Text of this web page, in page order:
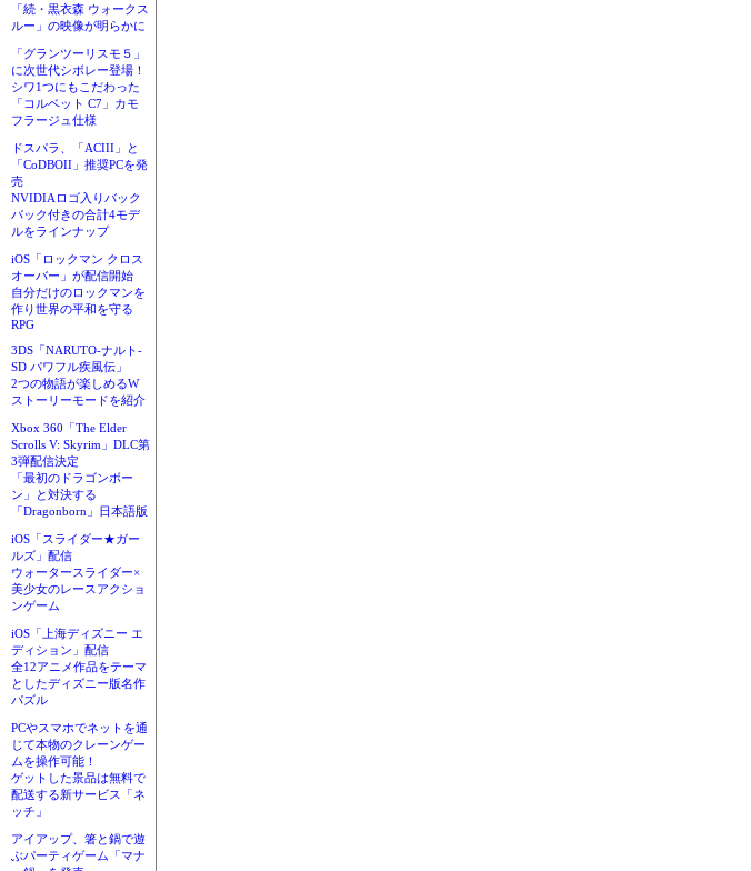
「続・黒衣森 ウォークス
ルー」の映像が明らかに
「グランツーリスモ５」
に次世代シボレー登場！
シワ1つにもこだわった
「コルベット C7」カモ
フラージュ仕様
ドスパラ、「ACIII」と
「CoDBOII」推奨PCを発
売
NVIDIAロゴ入りバック
パック付きの合計4モデ
ルをラインナップ
iOS「ロックマン クロス
オーバー」が配信開始
自分だけのロックマンを
作り世界の平和を守る
RPG
3DS「NARUTO-ナルト-
SD パワフル疾風伝」
2つの物語が楽しめるW
ストーリーモードを紹介
Xbox 360「The Elder
Scrolls V: Skyrim」DLC第
3弾配信決定
「最初のドラゴンボー
ン」と対決する
「Dragonborn」日本語版
iOS「スライダー★ガー
ルズ」配信
ウォータースライダー×
美少女のレースアクショ
ンゲーム
iOS「上海ディズニー エ
ディション」配信
全12アニメ作品をテーマ
としたディズニー版名作
パズル
PCやスマホでネットを通
じて本物のクレーンゲー
ムを操作可能！
ゲットした景品は無料で
配送する新サービス「ネ
ッチ」
アイアップ、箸と鍋で遊
ぶパーティゲーム「マナ